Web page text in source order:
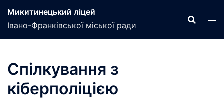
Микитинецький ліцей
Івано-Франківської міської ради
Спілкування з
кіберполіцією